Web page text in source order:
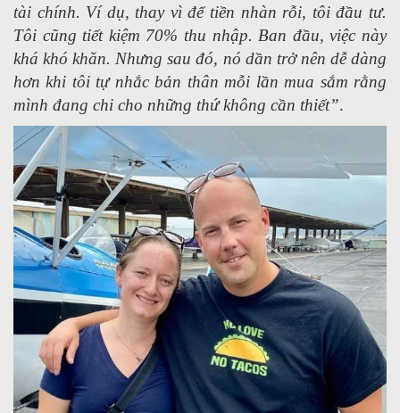
tài chính. Ví dụ, thay vì để tiền nhàn rỗi, tôi đầu tư.
Tôi cũng tiết kiệm 70% thu nhập. Ban đầu, việc này
khá khó khăn. Nhưng sau đó, nó dần trở nên dễ dàng
hơn khi tôi tự nhắc bản thân mỗi lần mua sắm rằng
mình đang chi cho những thứ không cần thiết”.